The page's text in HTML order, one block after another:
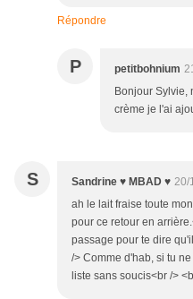
Répondre
P petitbohnium
Bonjour Sylvie,
crème je l'ai
S Sandrine ♥ MBAD ♥ 20/
ah le lait fraise toute
pour ce retour en
passage pour te dire
/> Comme d'hab, si tu
liste sans soucis<br />